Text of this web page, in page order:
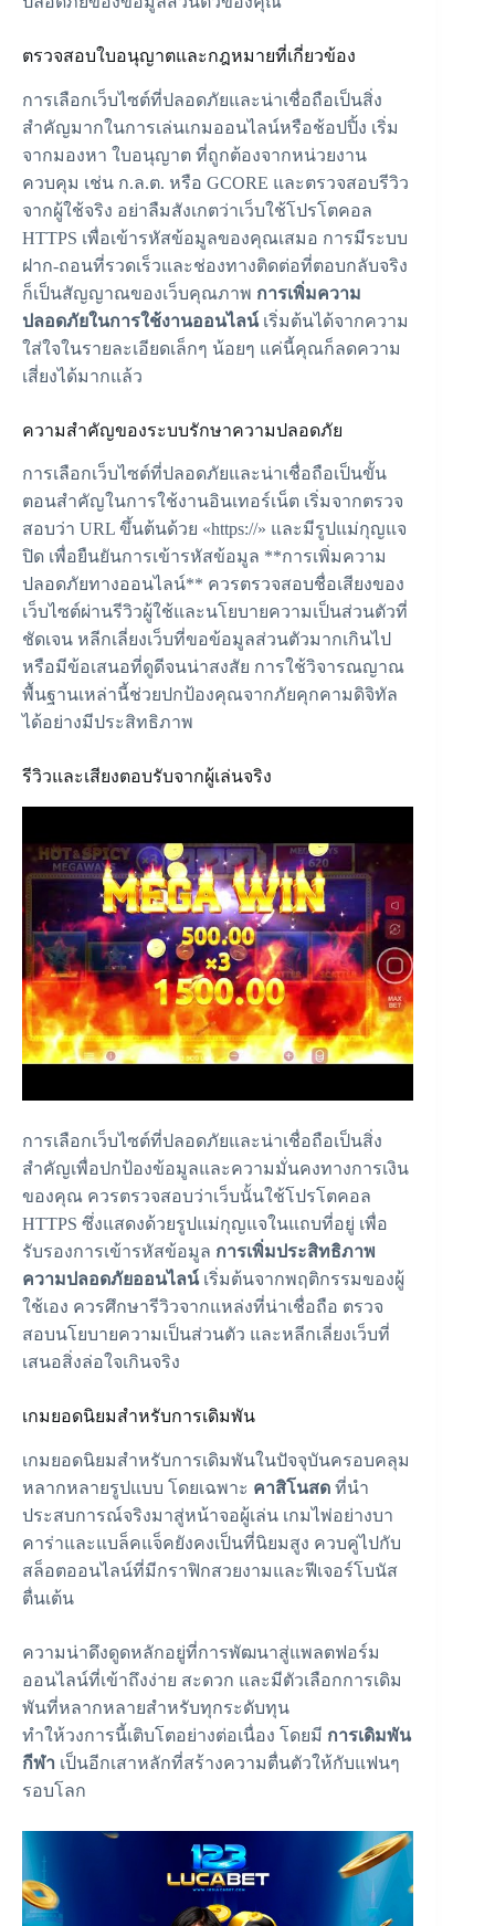
ตรวจสอบใบอนุญาตและกฎหมายที่เกี่ยวข้อง
การเลือกเว็บไซต์ที่ปลอดภัยและน่าเชื่อถือเป็นสิ่ง
สำคัญมากในการเล่นเกมออนไลน์หรือช้อปปิ้ง เริ่ม
จากมองหา ใบอนุญาต ที่ถูกต้องจากหน่วยงาน
ควบคุม เช่น ก.ล.ต. หรือ GCORE และตรวจสอบรีวิว
จากผู้ใช้จริง อย่าลืมสังเกตว่าเว็บใช้โปรโตคอล
HTTPS เพื่อเข้ารหัสข้อมูลของคุณเสมอ การมีระบบ
ฝาก-ถอนที่รวดเร็วและช่องทางติดต่อที่ตอบกลับจริง
ก็เป็นสัญญาณของเว็บคุณภาพ การเพิ่มความ
ปลอดภัยในการใช้งานออนไลน์เริ่มต้นได้จากความ
ใส่ใจในรายละเอียดเล็กๆ น้อยๆ แค่นี้คุณก็ลดความ
เสี่ยงได้มากแล้ว
ความสำคัญของระบบรักษาความปลอดภัย
การเลือกเว็บไซต์ที่ปลอดภัยและน่าเชื่อถือเป็นขั้น
ตอนสำคัญในการใช้งานอินเทอร์เน็ต เริ่มจากตรวจ
สอบว่า URL ขึ้นต้นด้วย «https://» และมีรูปแม่กุญแจ
ปิด เพื่อยืนยันการเข้ารหัสข้อมูล **การเพิ่มความ
ปลอดภัยทางออนไลน์** ควรตรวจสอบชื่อเสียงของ
เว็บไซต์ผ่านรีวิวผู้ใช้และนโยบายความเป็นส่วนตัวที่
ชัดเจน หลีกเลี่ยงเว็บที่ขอข้อมูลส่วนตัวมากเกินไป
หรือมีข้อเสนอที่ดูดีจนน่าสงสัย การใช้วิจารณญาณ
พื้นฐานเหล่านี้ช่วยปกป้องคุณจากภัยคุกคามดิจิทัล
ได้อย่างมีประสิทธิภาพ
รีวิวและเสียงตอบรับจากผู้เล่นจริง
การเลือกเว็บไซต์ที่ปลอดภัยและน่าเชื่อถือเป็นสิ่ง
สำคัญเพื่อปกป้องข้อมูลและความมั่นคงทางการเงิน
ของคุณ ควรตรวจสอบว่าเว็บนั้นใช้โปรโตคอล
HTTPS ซึ่งแสดงด้วยรูปแม่กุญแจในแถบที่อยู่ เพื่อ
รับรองการเข้ารหัสข้อมูล การเพิ่มประสิทธิภาพ
ความปลอดภัยออนไลน์เริ่มต้นจากพฤติกรรมของผู้
ใช้เอง ควรศึกษารีวิวจากแหล่งที่น่าเชื่อถือ ตรวจ
สอบนโยบายความเป็นส่วนตัว และหลีกเลี่ยงเว็บที่
เสนอสิ่งล่อใจเกินจริง
เกมยอดนิยมสำหรับการเดิมพัน
เกมยอดนิยมสำหรับการเดิมพันในปัจจุบันครอบคลุม
หลากหลายรูปแบบ โดยเฉพาะ คาสิโนสด ที่นำ
ประสบการณ์จริงมาสู่หน้าจอผู้เล่น เกมไพ่อย่างบา
คาร่าและแบล็คแจ็คยังคงเป็นที่นิยมสูง ควบคู่ไปกับ
สล็อตออนไลน์ที่มีกราฟิกสวยงามและฟีเจอร์โบนัส
ตื่นเต้น
ความน่าดึงดูดหลักอยู่ที่การพัฒนาสู่แพลตฟอร์ม
ออนไลน์ที่เข้าถึงง่าย สะดวก และมีตัวเลือกการเดิม
พันที่หลากหลายสำหรับทุกระดับทุน
ทำให้วงการนี้เติบโตอย่างต่อเนื่อง โดยมี การเดิมพัน
กีฬา เป็นอีกเสาหลักที่สร้างความตื่นตัวให้กับแฟนๆ
รอบโลก